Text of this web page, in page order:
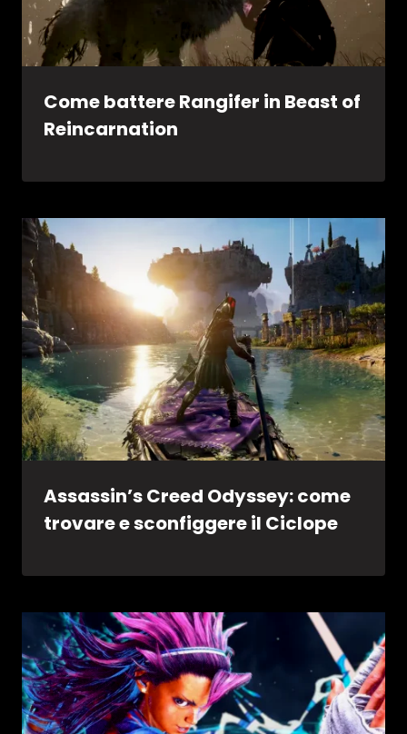
Come battere Rangifer in Beast of
Reincarnation
Assassin’s Creed Odyssey: come
trovare e sconfiggere il Ciclope